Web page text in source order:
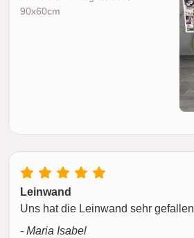
90x60cm
Leinwand
Uns hat die Leinwand sehr gefallen
- Maria Isabel